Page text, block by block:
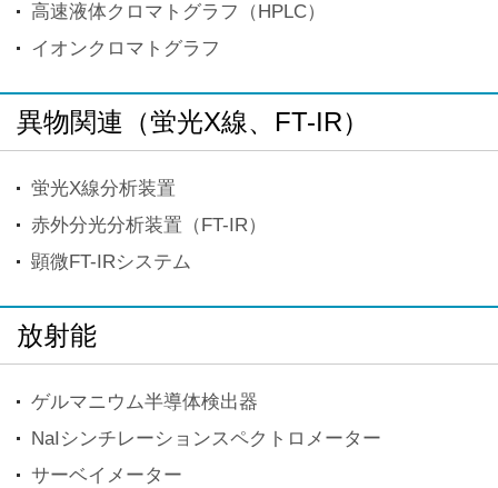
高速液体クロマトグラフ（HPLC）
イオンクロマトグラフ
異物関連（蛍光X線、FT-IR）
蛍光X線分析装置
赤外分光分析装置（FT-IR）
顕微FT-IRシステム
放射能
ゲルマニウム半導体検出器
NaIシンチレーションスペクトロメーター
サーベイメーター